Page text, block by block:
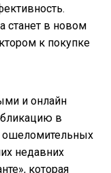
станет в новом
к покупке
и онлайн
в
недавних
которая